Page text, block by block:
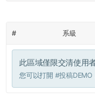
# 系級
此區域僅限交清使用
您可以打開 #投稿DEMO